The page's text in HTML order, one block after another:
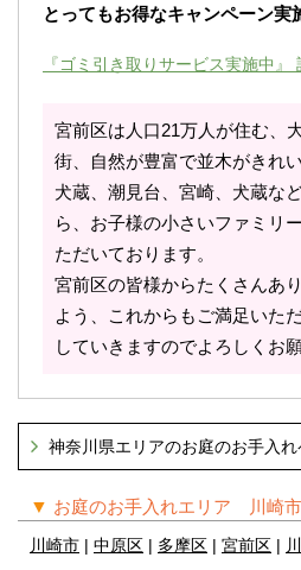
とってもお得なキャンペーン実
『ゴミ引き取りサービス実施中』
宮前区は人口21万人が住む、
街、自然が豊富で並木がきれ
犬蔵、潮見台、宮崎、犬蔵な
ら、お子様の小さいファミリ
ただいております。
宮前区の皆様からたくさんあ
よう、これからもご満足いた
していきますのでよろしくお
神奈川県エリアのお庭のお手入
▼ お庭のお手入れエリア 川崎市
川崎市 | 中原区 | 多摩区 | 宮前区 |